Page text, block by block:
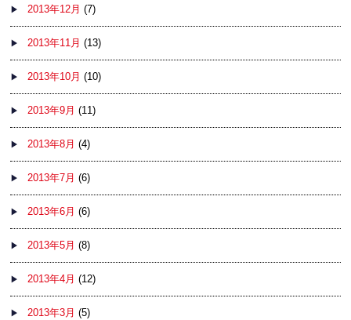
2013年12月 (7)
2013年11月 (13)
2013年10月 (10)
2013年9月 (11)
2013年8月 (4)
2013年7月 (6)
2013年6月 (6)
2013年5月 (8)
2013年4月 (12)
2013年3月 (5)